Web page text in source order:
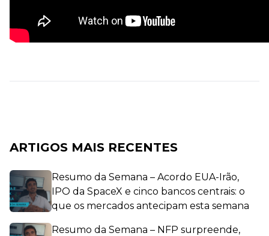
ARTIGOS MAIS RECENTES
Resumo da Semana – Acordo EUA-Irão,
IPO da SpaceX e cinco bancos centrais: o
que os mercados antecipam esta semana
Resumo da Semana – NFP surpreende,